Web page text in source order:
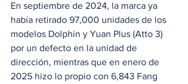
En septiembre de 2024, la marca ya
había retirado 97,000 unidades de los
modelos Dolphin y Yuan Plus (Atto 3)
por un defecto en la unidad de
dirección, mientras que en enero de
2025 hizo lo propio con 6,843 Fang